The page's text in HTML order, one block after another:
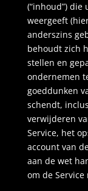
(“inhoud”)
weergeeft
anderszins
behoudt zich
stellen en
ondernemen
goeddunken
schendt,
verwijderen
Service, het
account van
aan de wet
om de